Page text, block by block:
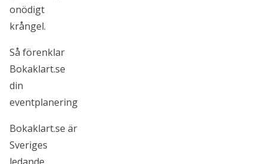
onödigt
krångel.
Så förenklar
Bokaklart.se
din
eventplanering
Bokaklart.se är
Sveriges